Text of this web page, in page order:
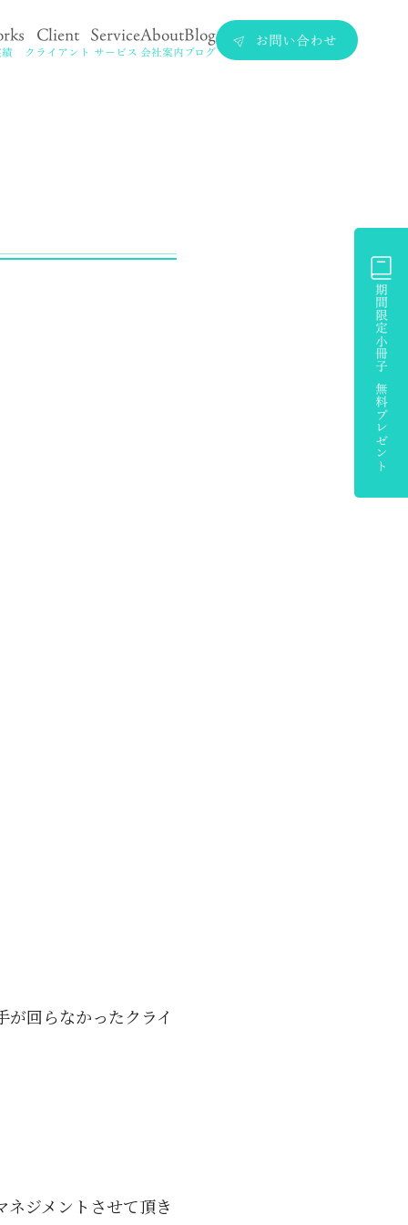
Client
クライアント
Service
サービス
About
会社案内
Blog
ブログ お問い合わせ
回らなかったクライ
ジメントさせて頂き
期間限定小冊子 無料プレゼント